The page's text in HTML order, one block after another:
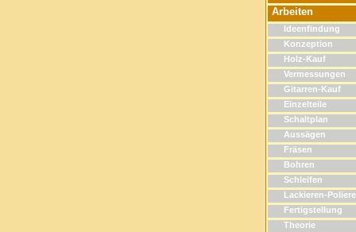
Arbeiten
Ideenfindung
Konzeption
Holz-Kauf
Vermessungen
Gitarren-Kauf
Einzelteile
Schaltplan
Aussägen
Fräsen
Bohren
Schleifen
Lackieren-
Fertigstellung
Theorie